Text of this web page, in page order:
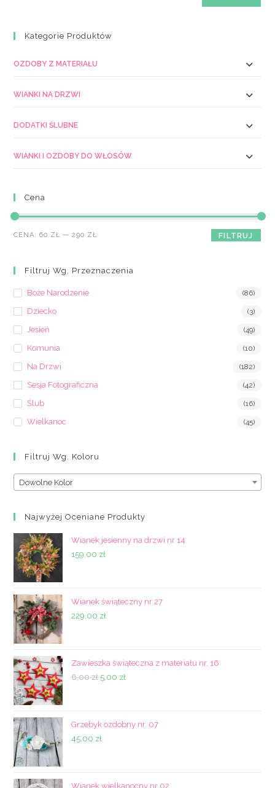
Kategorie Produktów
OZDOBY Z MATERIAŁU
WIANKI NA DRZWI
DODATKI ŚLUBNE
WIANKI I OZDOBY DO WŁOSÓW
Cena
Cena
Cena
FILTRUJ
CENA:60 ZŁ —290 ZŁ
Filtruj Wg. Przeznaczenia
Boże Narodzenie (86)
Dziecko (3)
Jesień (49)
Komunia (10)
Na Drzwi (182)
Sesja Fotograficzna (42)
Ślub (16)
Wielkanoc (45)
Filtruj Wg. Koloru
Dowolne Kolor
Najwyżej Oceniane Produkty
Wianek jesienny na drzwi nr 14
159,00 zł
Wianek świąteczny nr 27
229,00 zł
Zawieszka świąteczna z materiału nr. 16
6,00zł Pierwotna
6,00 zł.
5,00 złAktualna
5,00 zł.
Grzebyk ozdobny nr. 07
45,00 zł
Wianek wielkanocny nr 02